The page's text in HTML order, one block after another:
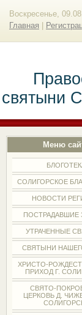
Воскресенье,
Главная
святыни
Меню
СОЛИГОРСКОЕ
НОВОСТИ
ПОСТРАДАВШИЕ
УТРАЧЕННЫЕ
СВЯТЫНИ
ХРИСТО-
ПРИХОД Г.
СВЯТО-
ЦЕРКОВЬ Д.